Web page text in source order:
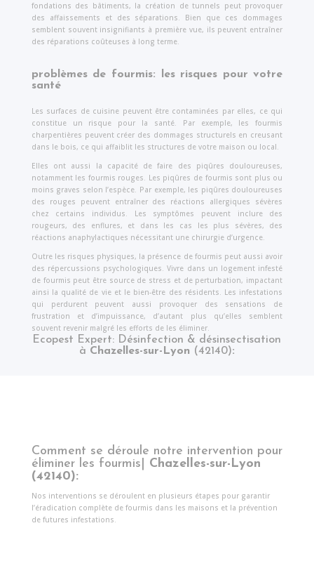
fondations des bâtiments, la création de tunnels peut provoquer
des affaissements et des séparations. Bien que ces dommages
semblent souvent insignifiants à première vue, ils peuvent entraîner
des réparations coûteuses à long terme.
problèmes de fourmis:
les risques pour votre
santé
Les surfaces de cuisine peuvent être contaminées par elles, ce qui
constitue un risque pour la santé. Par exemple, les fourmis
charpentières peuvent créer des dommages structurels en creusant
dans le bois, ce qui affaiblit les structures de votre maison ou local.
Elles ont aussi la capacité de faire des piqûres douloureuses,
notamment les fourmis rouges. Les piqûres de fourmis sont plus ou
moins graves selon l’espèce. Par exemple, les piqûres douloureuses
des rouges peuvent entraîner des réactions allergiques sévères
chez certains individus. Les symptômes peuvent inclure des
rougeurs, des enflures, et dans les cas les plus sévères, des
réactions anaphylactiques nécessitant une chirurgie d’urgence.
Outre les risques physiques, la présence de fourmis peut aussi avoir
des répercussions psychologiques. Vivre dans un logement infesté
de fourmis peut être source de stress et de perturbation, impactant
ainsi la qualité de vie et le bien-être des résidents. Les infestations
qui perdurent peuvent aussi provoquer des sensations de
frustration et d’impuissance, d’autant plus qu’elles semblent
souvent revenir malgré les efforts de les éliminer.
Ecopest Expert: Désinfection & désinsectisation
à Chazelles-sur-Lyon(42140):
Comment se déroule notre intervention pour
éliminer les fourmis| Chazelles-sur-Lyon
(42140):
Nos interventions se déroulent en plusieurs étapes pour garantir
l’éradication complète de fourmis dans les maisons et la prévention
de futures infestations.